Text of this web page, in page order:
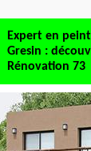
Expert en
Gresin :
Rénovation 73